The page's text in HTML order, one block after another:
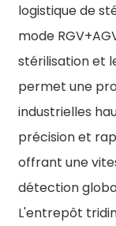
logistique de
mode
stérilisation et
permet une
industrielles
précision et
offrant une
détection
L'entrepôt